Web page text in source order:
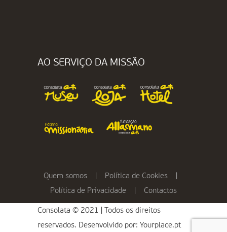
AO SERVIÇO DA MISSÃO
Quem somos Política de Cookies
Política de Privacidade
Contactos
Consolata © 2021 | Todos os direitos
reservados. Desenvolvido por: Yourplace.pt